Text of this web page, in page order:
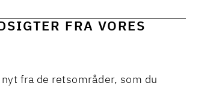
FRA VORES
fra de retsområder, som du